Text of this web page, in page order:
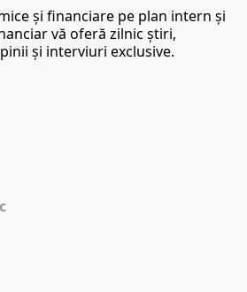
şi financiare pe plan intern şi
vă oferă zilnic ştiri,
şi interviuri exclusive.